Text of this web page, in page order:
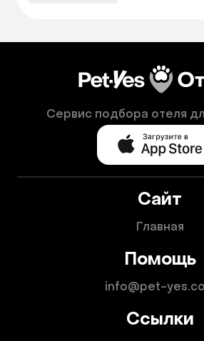
Сервис подбора отеля
Сайт
Главная
Помощь
info@pet-
Ссылки